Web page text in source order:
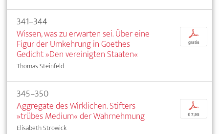
341–344
Wissen, was zu erwarten sei. Über eine
Figur der Umkehrung in Goethes
Gedicht »Den vereinigten Staaten«
Thomas Steinfeld
p
gratis
345–350
Aggregate des Wirklichen. Stifters
»trübes Medium« der Wahrnehmung
Elisabeth Strowick
p
€ 7,95